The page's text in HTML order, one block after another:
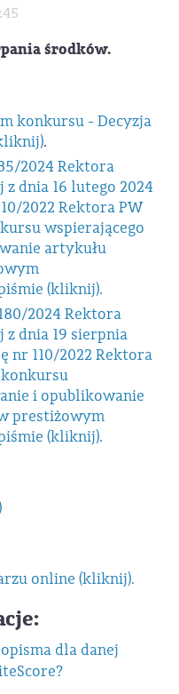
środków.
konkursu - Decyzja
.
2024 Rektora
dnia 16 lutego 2024
2022 Rektora PW
wspierającego
artykułu
(kliknij).
2024 Rektora
dnia 19 sierpnia
nr 110/2022 Rektora
konkursu
i opublikowanie
prestiżowym
(kliknij).
online (kliknij).
dla danej